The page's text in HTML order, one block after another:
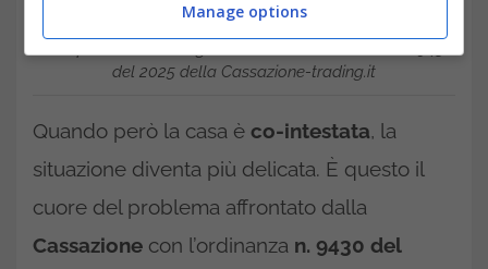
del 2025 della Cassazione-trading.it
Quando però la casa è co-intestata, la
situazione diventa più delicata. È questo il
cuore del problema affrontato dalla
Cassazione con l’ordinanza n. 9430 del
Manage options